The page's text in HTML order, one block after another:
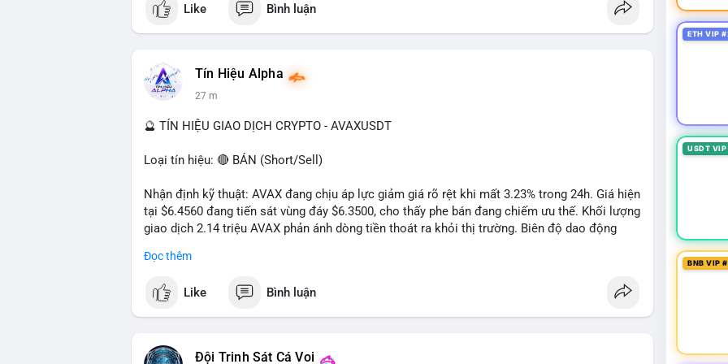
Like Bình luận
Tín Hiệu Alpha
27 m
🔮 TÍN HIỆU GIAO DỊCH CRYPTO - AVAXUSDT
Loại tín hiệu: 🔴 BÁN (Short/Sell)
Nhận định kỹ thuật: AVAX đang chịu áp lực giảm giá rõ rệt khi mất 3.23% trong 24h. Giá hiện
tại $6.4560 đang tiến sát vùng đáy $6.3500, cho thấy phe bán đang chiếm ưu thế. Khối lượng
giao dịch 2.14 triệu AVAX phản ánh dòng tiền thoát ra khỏi thị trường. Biên độ dao động
- Vùng Entry: $6.4500 - $6.4800
- Mục tiêu chốt lời (Take Profit - TP): TP1: $6.3500, TP2: $6.2800
Đọc thêm
Like Bình luận
Đội Trinh Sát Cá Voi
ETH VIP
USDT
BNB VIP